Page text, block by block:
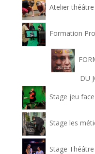
Atelier
Formation
DU
Stage jeu
Stage les
Stage Théâtre